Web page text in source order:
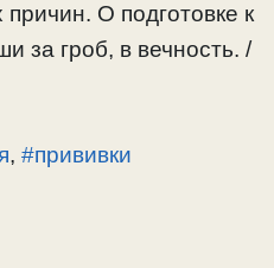
причин. О подготовке к
за гроб, в вечность. /
, #прививки